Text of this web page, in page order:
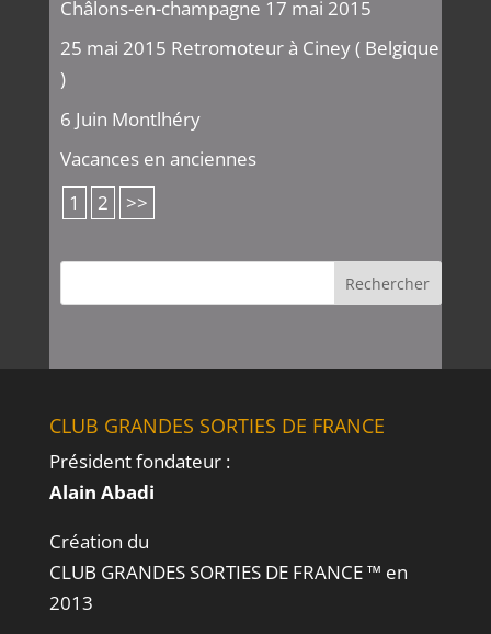
Châlons-en-champagne 17 mai 2015
25 mai 2015 Retromoteur à Ciney ( Belgique
)
6 Juin Montlhéry
Vacances en anciennes
1
2 >>
CLUB GRANDES SORTIES DE FRANCE
Président fondateur :
Alain Abadi
Création du
CLUB GRANDES SORTIES DE FRANCE ™ en
2013